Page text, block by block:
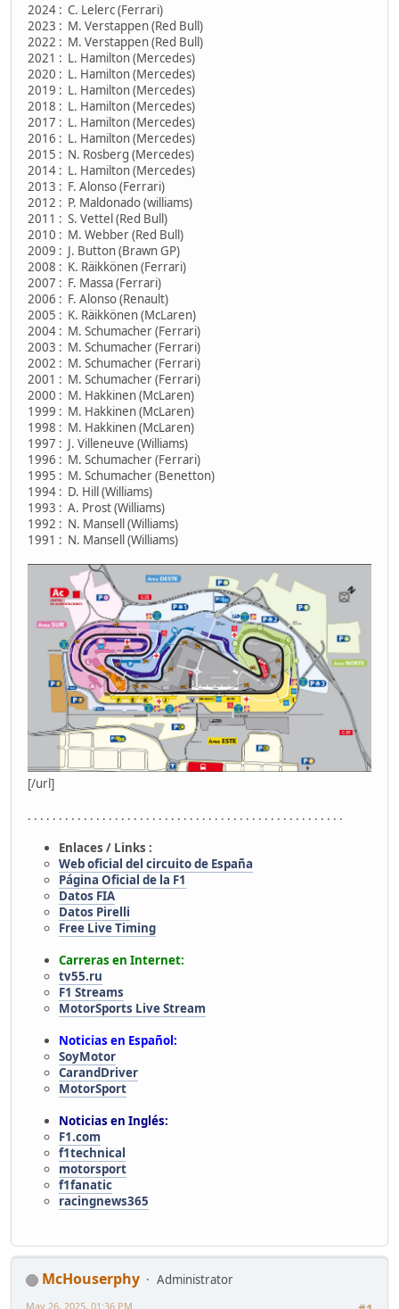
2024 : C. Lelerc (Ferrari)
2023 : M. Verstappen (Red Bull)
2022 : M. Verstappen (Red Bull)
2021 : L. Hamilton (Mercedes)
2020 : L. Hamilton (Mercedes)
2019 : L. Hamilton (Mercedes)
2018 : L. Hamilton (Mercedes)
2017 : L. Hamilton (Mercedes)
2016 : L. Hamilton (Mercedes)
2015 : N. Rosberg (Mercedes)
2014 : L. Hamilton (Mercedes)
2013 : F. Alonso (Ferrari)
2012 : P. Maldonado (williams)
2011 : S. Vettel (Red Bull)
2010 : M. Webber (Red Bull)
2009 : J. Button (Brawn GP)
2008 : K. Räikkönen (Ferrari)
2007 : F. Massa (Ferrari)
2006 : F. Alonso (Renault)
2005 : K. Räikkönen (McLaren)
2004 : M. Schumacher (Ferrari)
2003 : M. Schumacher (Ferrari)
2002 : M. Schumacher (Ferrari)
2001 : M. Schumacher (Ferrari)
2000 : M. Hakkinen (McLaren)
1999 : M. Hakkinen (McLaren)
1998 : M. Hakkinen (McLaren)
1997 : J. Villeneuve (Williams)
1996 : M. Schumacher (Ferrari)
1995 : M. Schumacher (Benetton)
1994 : D. Hill (Williams)
1993 : A. Prost (Williams)
1992 : N. Mansell (Williams)
1991 : N. Mansell (Williams)
[/url]
. . . . . . . . . . . . . . . . . . . . . . . . . . . . . . . . . . . . . . . . . . . . . . . . . . .
Enlaces / Links :
Web oficial del circuito de España
Página Oficial de la F1
Datos FIA
Datos Pirelli
Free Live Timing
Carreras en Internet:
tv55.ru
F1 Streams
MotorSports Live Stream
Noticias en Español:
SoyMotor
CarandDriver
MotorSport
Noticias en Inglés:
F1.com
f1technical
motorsport
f1fanatic
racingnews365
McHouserphy
Administrator
May 26, 2025, 01:36 PM